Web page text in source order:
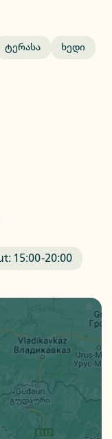
Ტერასა Ხედი
15:00-20:00